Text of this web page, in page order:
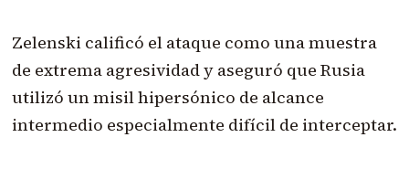
Zelenski calificó el ataque como una muestra
de extrema agresividad y aseguró que Rusia
utilizó un misil hipersónico de alcance
intermedio especialmente difícil de interceptar.